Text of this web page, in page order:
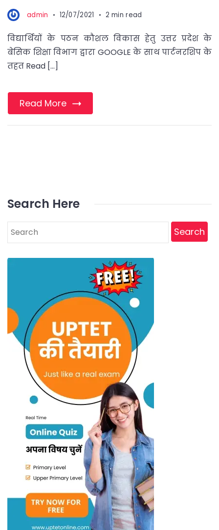
admin 12/07/2021 2 min read
विद्यार्थियों के पठन कौशल विकास हेतु उत्तर प्रदेश के
बेसिक शिक्षा विभाग द्वारा GOOGLE के साथ पार्टनरशिप के
तहत Read […]
Read More
Search Here
Search
for: